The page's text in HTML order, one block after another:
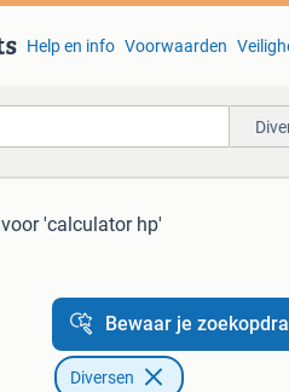
Help en info Voorwaarden
voor 'calculator hp'
Bewaar je
Diversen